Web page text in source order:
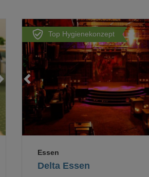
Top Hygienekonzept
Delta Essen
Essen